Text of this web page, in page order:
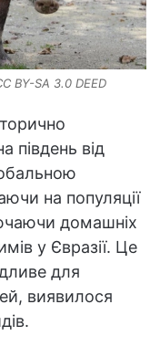
BY-SA 3.0 DEED
південь від
на популяції
домашніх
у Євразії. Це
для
виявилося